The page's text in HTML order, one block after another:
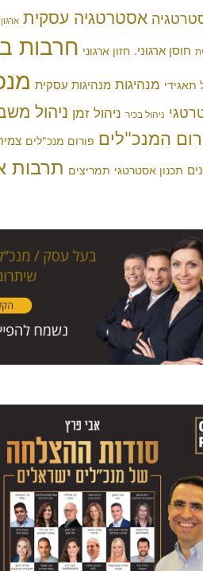
אסטרטגיה עסקית ארגון
חוסן ארגוני. חזון ארגוני חרבות
מנהיגות מנהיגות עסקית
ניהול בכיר ניהול זמן ניהול
המנכ"לים פורום מנכ"לים
תכנון אסטרטגי תמריצים תרבות